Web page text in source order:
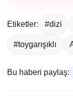
Etiketler: #dizi
#toygarışıklı
Bu haberi paylaş: